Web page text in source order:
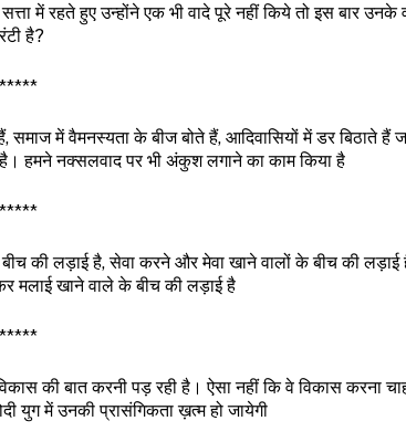
में रहते हुए उन्होंने एक भी वादे पूरे नहीं किये तो इस बार उनके
है?
में वैमनस्यता के बीज बोते हैं, आदिवासियों में डर बिठाते हैं
हमने नक्सलवाद पर भी अंकुश लगाने का काम किया है
की लड़ाई है, सेवा करने और मेवा खाने वालों के बीच की लड़ाई
मलाई खाने वाले के बीच की लड़ाई है
की बात करनी पड़ रही है। ऐसा नहीं कि वे विकास करना
युग में उनकी प्रासंगिकता ख़त्म हो जायेगी